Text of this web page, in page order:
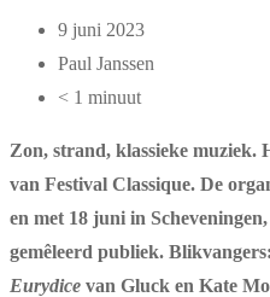
9 juni 2023
Paul Janssen
< 1 minuut
Zon, strand, klassieke muziek.
van Festival Classique. De
en met 18 juni in
gemêleerd publiek.
Eurydice van Gluck en Kate